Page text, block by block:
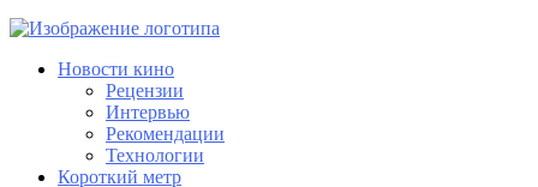
Новости кино
Рецензии
Интервью
Рекомендации
Технологии
Короткий метр